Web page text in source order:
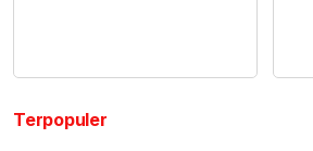
Terpopuler